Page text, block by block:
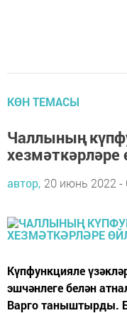
КӨН ТЕМАСЫ
Чаллының
хезмәткәрләре
автор, 20 июнь 2022 -
Күпфункцияле
эшчәнлеге белән
Варго таныштырды.